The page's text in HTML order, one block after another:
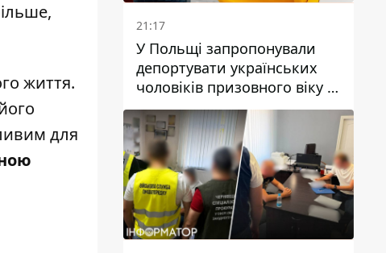
життя.
для
21:17
У Польщі запропонували
депортувати українських
чоловіків призовного віку -
кого це може торкнутися